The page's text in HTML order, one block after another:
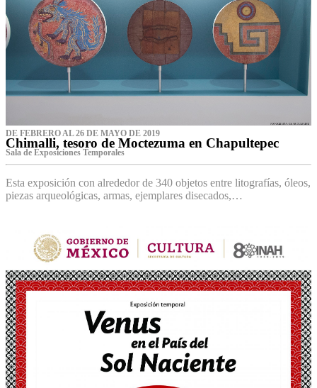
DE FEBRERO AL 26 DE MAYO DE 2019
Chimalli, tesoro de Moctezuma en Chapultepec
Sala de Exposiciones Temporales
Esta exposición con alrededor de 340 objetos entre litografías, óleos,
piezas arqueológicas, armas, ejemplares disecados,…